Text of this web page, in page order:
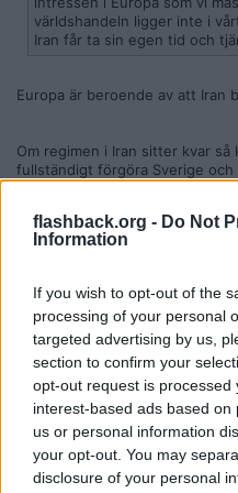
flashback.org - Do Not
Information
If you wish to opt-out of the
processing of your personal
targeted advertising by us,
section to confirm your
opt-out request is processed
interest-based ads based
us or personal information
your opt-out. You may
disclosure of your personal
världshandeln ligger inte i
Iran får ta sin egen tid och
Europa är beroende av att Iran
Om regimen i Iran sitter kvar så
fullständigt förgöra Sverige och
Medlem
Citat:
Ursprungligen postat av
I dagens partiledardebatt fick
”Var det rätt av USA och
som svarar JA var Jimmie